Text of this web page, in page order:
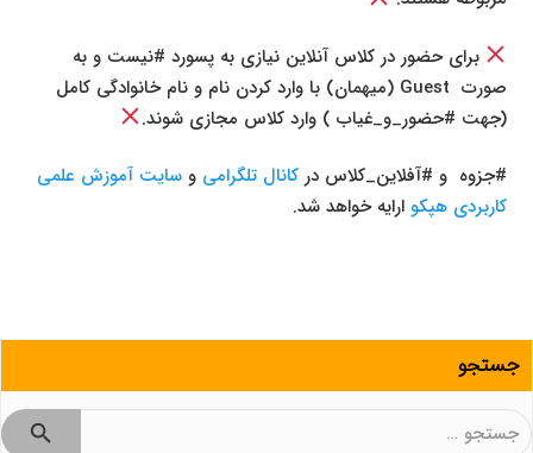
برای حضور در کلاس آنلاین نیازی به پسورد #نیست و به
صورت Guest (میهمان) با وارد کردن نام و نام خانوادگی کامل
(جهت #حضور_و_غیاب ) وارد کلاس مجازی شوند.
#جزوه و #آفلاین_کلاس درکانال تلگرامی وسایت آموزش علمی
کاربردی هپکو ارایه خواهد شد.
جستجو
جستجو